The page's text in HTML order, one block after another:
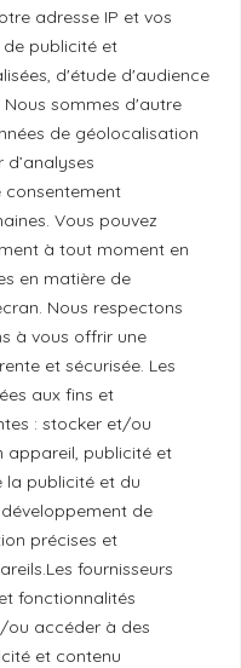
adresse IP et vos
publicité et
d'étude d'audience
sommes d'autre
de géolocalisation
consentement
Vous pouvez
à tout moment en
en matière de
Nous respectons
à vous offrir une
et sécurisée. Les
aux fins et
: stocker et/ou
appareil, publicité et
la publicité et du
de
précises et
fournisseurs
fonctionnalités
ou accéder à des
et contenu
la société Les
que ses